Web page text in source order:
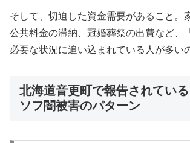
そして、切迫した資金需要があること。
公共料金の滞納、冠婚葬祭の出費など、
必要な状況に追い込まれている人が多い
北海道音更町で報告されている
ソフ闇被害のパターン